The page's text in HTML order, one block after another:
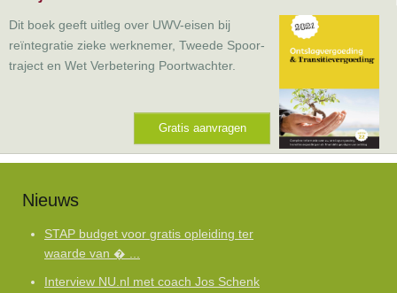
Dit boek geeft uitleg over UWV-eisen bij
reïntegratie zieke werknemer, Tweede Spoor-
traject en Wet Verbetering Poortwachter.
Gratis aanvragen
Nieuws
STAP budget voor gratis opleiding ter
waarde van � ...
Interview NU.nl met coach Jos Schenk